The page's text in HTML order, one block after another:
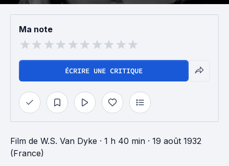
Ma note
ÉCRIRE UNE CRITIQUE
Film de W.S. Van Dyke · 1 h 40 min · 19 août 1932
(France)